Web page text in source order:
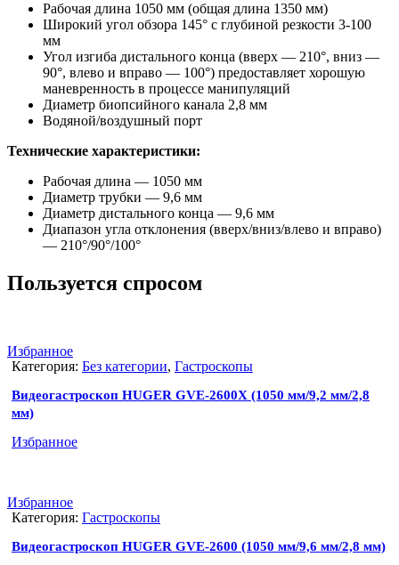
Рабочая длина 1050 мм (общая длина 1350 мм)
Широкий угол обзора 145° с глубиной резкости 3-100
мм
Угол изгиба дистального конца (вверх — 210°, вниз —
90°, влево и вправо — 100°) предоставляет хорошую
маневренность в процессе манипуляций
Диаметр биопсийного канала 2,8 мм
Водяной/воздушный порт
Технические характеристики:
Рабочая длина — 1050 мм
Диаметр трубки — 9,6 мм
Диаметр дистального конца — 9,6 мм
Диапазон угла отклонения (вверх/вниз/влево и вправо)
— 210°/90°/100°
Пользуется спросом
Избранное
Категория: Без категории, Гастроскопы
Видеогастроскоп HUGER GVE-2600X (1050 мм/9,2 мм/2,8
мм)
Избранное
Избранное
Категория: Гастроскопы
Видеогастроскоп HUGER GVE-2600 (1050 мм/9,6 мм/2,8 мм)